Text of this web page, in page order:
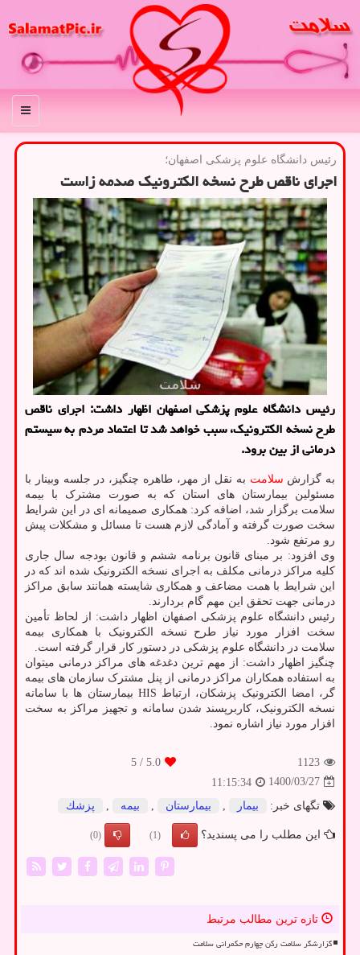
منو
رئیس دانشگاه علوم پزشكی اصفهان؛
اجرای ناقص طرح نسخه الكترونیك صدمه زاست
رئیس دانشگاه علوم پزشکی اصفهان اظهار داشت: اجرای ناقص
طرح نسخه الکترونیک، سبب خواهد شد تا اعتماد مردم به سیستم
درمانی از بین برود.
به گزارش سلامت به نقل از مهر، طاهره چنگیز، در جلسه وبینار با
مسئولین بیمارستان های استان که به صورت مشترک با بیمه
سلامت برگزار شد، اضافه کرد: همکاری صمیمانه ای در این شرایط
سخت صورت گرفته و آمادگی لازم هست تا مسائل و مشکلات پیش
رو مرتفع شود.
وی افزود: بر مبنای قانون برنامه ششم و قانون بودجه سال جاری
کلیه مراکز درمانی مکلف به اجرای نسخه الکترونیک شده اند که در
این شرایط با همت مضاعف و همکاری شایسته همانند سابق مراکز
درمانی جهت تحقق این مهم گام بردارند.
رئیس دانشگاه علوم پزشکی اصفهان اظهار داشت: از لحاظ تأمین
سخت افزار مورد نیاز طرح نسخه الکترونیک با همکاری بیمه
سلامت در دانشگاه علوم پزشکی در دستور کار قرار گرفته است.
چنگیز اظهار داشت: از مهم ترین دغدغه های مراکز درمانی میتوان
به استفاده همکاران مراکز درمانی از پنل مشترک سازمان های بیمه
گر، امضا الکترونیک پزشکان، ارتباط HIS بیمارستان ها با سامانه
نسخه الکترونیک، کاربرپسند شدن سامانه و تجهیز مراکز به سخت
افزار مورد نیاز اشاره نمود.
1123
5.0
/ 5
1400/03/27
11:15:34
تگهای خبر:
بیمار بیمارستان بیمه پزشك
این مطلب را می پسندید؟ (1)
(0)
تازه ترین مطالب مرتبط
گزارشگر سلامت رکن چهارم حکمرانی سلامت